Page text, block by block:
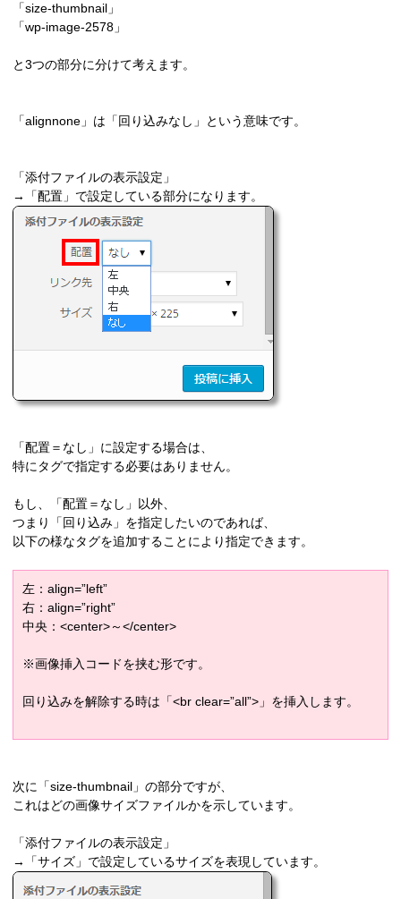
「size-thumbnail」
「wp-image-2578」
と3つの部分に分けて考えます。
「alignnone」は「回り込みなし」という意味です。
「添付ファイルの表示設定」
→「配置」で設定している部分になります。
「配置＝なし」に設定する場合は、
特にタグで指定する必要はありません。
もし、「配置＝なし」以外、
つまり「回り込み」を指定したいのであれば、
以下の様なタグを追加することにより指定できます。
左：align=”left”
右：align=”right”
中央：<center>～</center>
※画像挿入コードを挟む形です。
回り込みを解除する時は「<br clear=”all”>」を挿入します。
次に「size-thumbnail」の部分ですが、
これはどの画像サイズファイルかを示しています。
「添付ファイルの表示設定」
→「サイズ」で設定しているサイズを表現しています。